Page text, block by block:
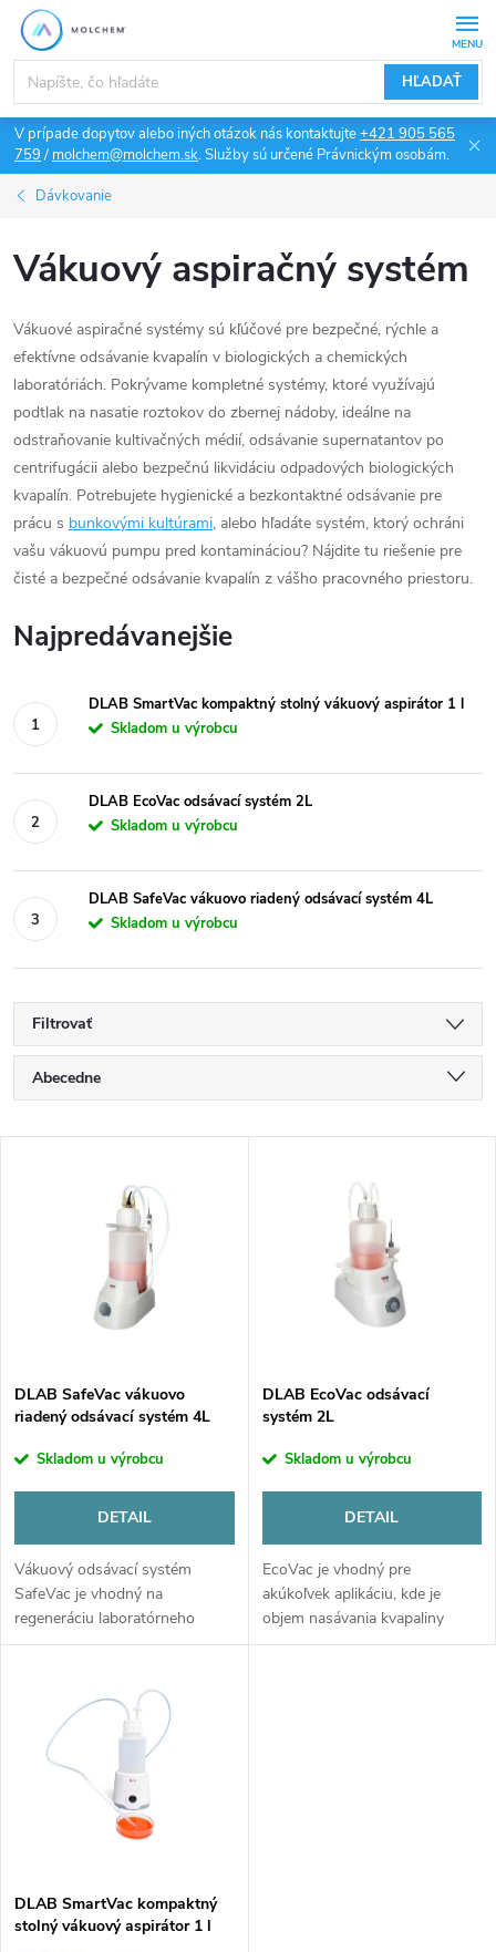
Prejsť
obsah
HĽADAŤ
V prípade dopytov alebo iných otázok nás kontaktujte+421 905 565
759/ molchem@molchem.sk. Služby sú určené Právnickým osobám.
Dávkovanie
Vákuový aspiračný systém
Vákuové aspiračné systémy sú kľúčové pre bezpečné, rýchle a
efektívne odsávanie kvapalín v biologických a chemických
laboratóriách. Pokrývame kompletné systémy, ktoré využívajú
podtlak na nasatie roztokov do zbernej nádoby, ideálne na
odstraňovanie kultivačných médií, odsávanie supernatantov po
centrifugácii alebo bezpečnú likvidáciu odpadových biologických
kvapalín. Potrebujete hygienické a bezkontaktné odsávanie pre
prácu s bunkovými kultúrami, alebo hľadáte systém, ktorý ochráni
vašu vákuovú pumpu pred kontamináciou? Nájdite tu riešenie pre
čisté a bezpečné odsávanie kvapalín z vášho pracovného priestoru.
Najpredávanejšie
DLAB SmartVac kompaktný stolný vákuový aspirátor 1 l
Skladom u výrobcu
DLAB EcoVac odsávací systém 2L
Skladom u výrobcu
DLAB SafeVac vákuovo riadený odsávací systém 4L
Skladom u výrobcu
Filtrovať
R
a
e
p
o
d
v
Abecedne
Najpredávanejšie
s
p
r
o
d
u
v
DLAB SafeVac vákuovo
riadený odsávací systém 4L
Skladom u výrobcu
DETAIL
Vákuový odsávací systém
SafeVac je vhodný na
regeneráciu laboratórneho
odpadu a separáciu kvapalín a
používať v bunkových
kultúrach, pri extrakcii DNA,...
DLAB EcoVac odsávací
systém 2L
Skladom u výrobcu
DETAIL
EcoVac je vhodný pre
akúkoľvek aplikáciu, kde je
objem nasávania kvapaliny
menší ako 2 l. Ideálny na
DLAB SmartVac kompaktný
stolný vákuový aspirátor 1 l